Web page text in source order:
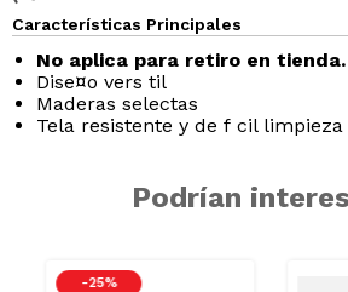
Características Principales
No aplica para retiro en
Dise¤o vers til
Maderas selectas
Tela resistente y de f cil limpieza
Podrían
-25 %